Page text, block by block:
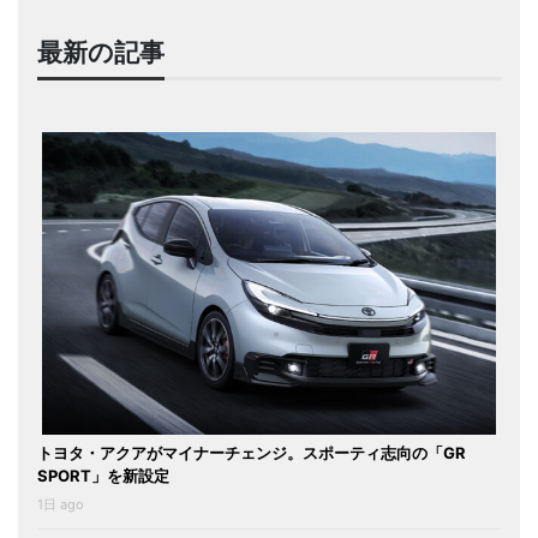
最新の記事
トヨタ・アクアがマイナーチェンジ。スポーティ志向の「GR
SPORT」を新設定
1日 ago